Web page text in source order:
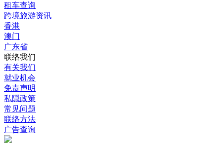
租车查询
跨境旅游资讯
香港
澳门
广东省
联络我们
有关我们
就业机会
免责声明
私隠政策
常见问题
联络方法
广告查询